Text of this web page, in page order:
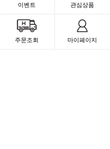
이벤트 관심상품
주문조회 마이페이지